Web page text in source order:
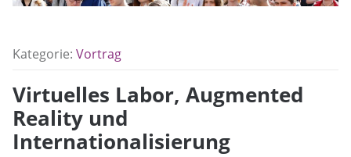
Kategorie: Vortrag
Virtuelles Labor, Augmented
Reality und
Internationalisierung